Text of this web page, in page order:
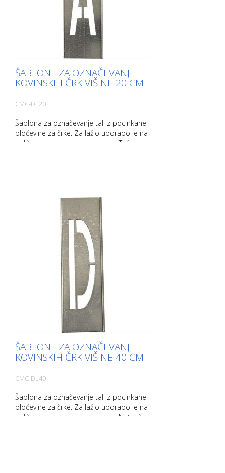
ŠABLONE ZA OZNAČEVANJE
KOVINSKIH ČRK VIŠINE 20 CM
CMC-DL20
Šablona za označevanje tal iz pocinkane
pločevine za črke. Za lažjo uporabo je na
daljši strani upognjena navzgor. Teža
ŠABLONE ZA OZNAČEVANJE
KOVINSKIH ČRK VIŠINE 40 CM
CMC-DL40
Šablona za označevanje tal iz pocinkane
pločevine za črke. Za lažjo uporabo je na
daljši strani upognjena navzgor. Natančna